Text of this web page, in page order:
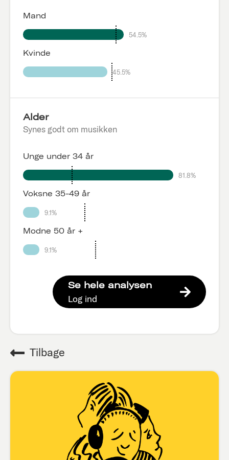
Mand
54.5%
Kvinde
45.5%
Alder
Synes godt om musikken
Unge under 34 år
81.8%
Voksne 35-49 år
9.1%
Modne 50 år +
9.1%
Se hele analysen
Log ind
Tilbage